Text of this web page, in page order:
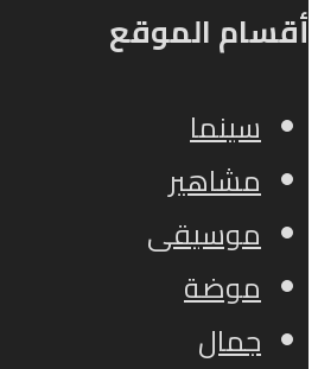
أقسام الموقع
سينما
مشاهير
موسيقى
موضة
جمال